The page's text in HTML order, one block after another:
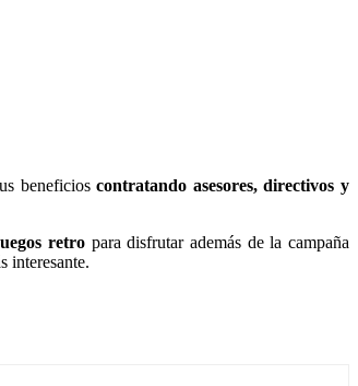
beneficioscontratando asesores, directivos y
retro para disfrutar además de la campaña
interesante.